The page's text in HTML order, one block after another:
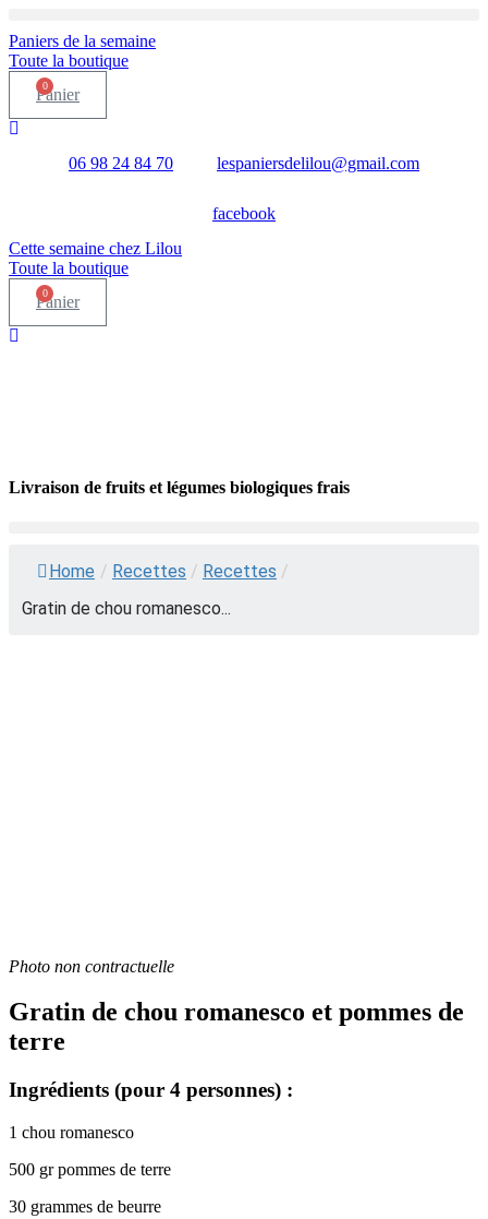
au
contenu
Paniers de la semaine
Toute la boutique
0
Panier
06 98 24 84 70 lespaniersdelilou@gmail.com
facebook
Cette semaine chez Lilou
Toute la boutique
0
Panier
Livraison de fruits et légumes biologiques frais
Home / Recettes / Recettes /
Gratin de chou romanesco...
Photo non contractuelle
Gratin de chou romanesco et pommes de
terre
Ingrédients (pour 4 personnes) :
1 chou romanesco
500 gr pommes de terre
30 grammes de beurre